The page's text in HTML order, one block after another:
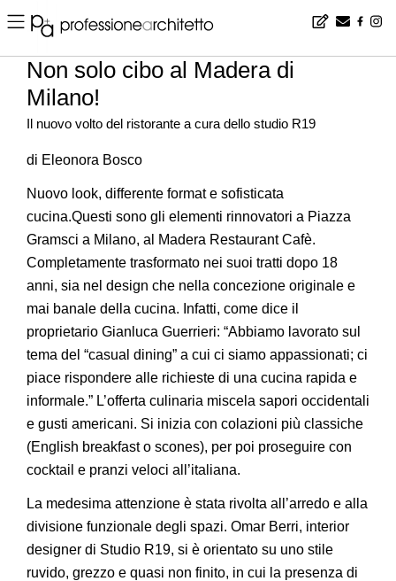
Home ▪ design ▪ progetti ▪ Non solo cibo al Madera di Milano!
Non solo cibo al Madera di
Milano!
Il nuovo volto del ristorante a cura dello studio R19
di Eleonora Bosco
Nuovo look, differente format e sofisticata
cucina.Questi sono gli elementi rinnovatori a Piazza
Gramsci a Milano, al Madera Restaurant Cafè.
Completamente trasformato nei suoi tratti dopo 18
anni, sia nel design che nella concezione originale e
mai banale della cucina. Infatti, come dice il
proprietario Gianluca Guerrieri: “Abbiamo lavorato sul
tema del “casual dining” a cui ci siamo appassionati; ci
piace rispondere alle richieste di una cucina rapida e
informale.” L’offerta culinaria miscela sapori occidentali
e gusti americani. Si inizia con colazioni più classiche
(English breakfast o scones), per poi proseguire con
cocktail e pranzi veloci all’italiana.
La medesima attenzione è stata rivolta all’arredo e alla
divisione funzionale degli spazi. Omar Berri, interior
designer di Studio R19, si è orientato su uno stile
ruvido, grezzo e quasi non finito, in cui la presenza di